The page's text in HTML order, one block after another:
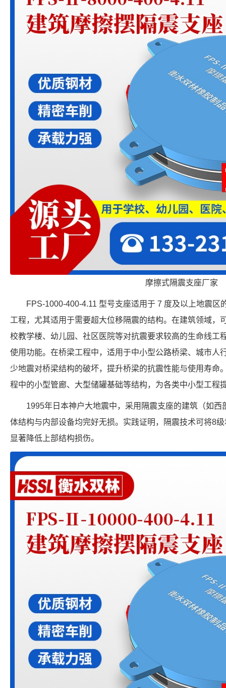
摩擦式隔震支座厂家
FPS-1000-400-4.11 型号支座适用于 7 度及以上地震区
工程，尤其适用于需要超大位移隔震的结构。在建筑领域，
校教学楼、幼儿园、社区医院等对抗震要求较高的生命线工
使用功能。在桥梁工程中，适用于中小型公路桥梁、城市人
少地震对桥梁结构的破坏，提升桥梁的抗震性能与使用寿命
程中的小型管廊、大型储罐基础等结构，为各类中小型工程
1995年日本神户大地震中，采用隔震支座的建筑（如
体结构与内部设备均完好无损。实践证明，隔震技术可将8
显著降低上部结构损伤。